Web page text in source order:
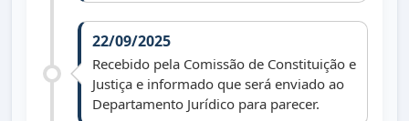
22/09/2025
Recebido pela Comissão de Constituição e
Justiça e informado que será enviado ao
Departamento Jurídico para parecer.